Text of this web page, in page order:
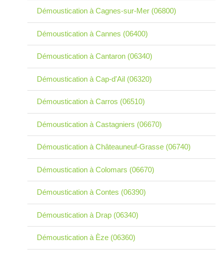
Démoustication à Cagnes-sur-Mer (06800)
Démoustication à Cannes (06400)
Démoustication à Cantaron (06340)
Démoustication à Cap-d'Ail (06320)
Démoustication à Carros (06510)
Démoustication à Castagniers (06670)
Démoustication à Châteauneuf-Grasse (06740)
Démoustication à Colomars (06670)
Démoustication à Contes (06390)
Démoustication à Drap (06340)
Démoustication à Èze (06360)